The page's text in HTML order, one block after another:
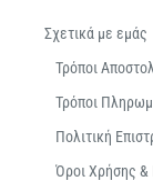
Σχετικά με εμάς
Τρόποι
Τρόποι
Πολιτική
Όροι Χρήσης